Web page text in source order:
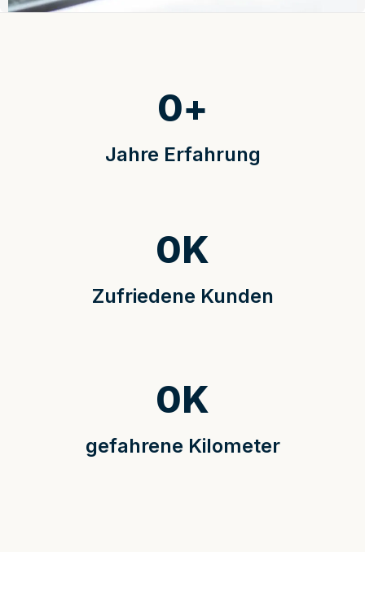
Jahre Erfahrung
0+
Zufriedene Kunden
0K
gefahrene Kilometer
0K